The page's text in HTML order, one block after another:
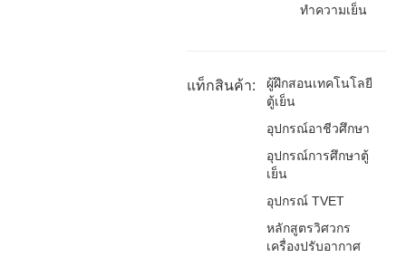
ทำความเย็น
แท็กสินค้า:
ผู้ฝึกสอนเทคโนโลยี
ตู้เย็น
อุปกรณ์อาชีวศึกษา
อุปกรณ์การศึกษาตู้
เย็น
อุปกรณ์ TVET
หลักสูตรวิศวกร
เครื่องปรับอากาศ